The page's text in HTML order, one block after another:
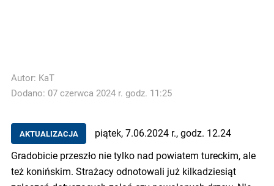
Autor: KaT
Dodano: 07 czerwca 2024 r. godz. 11:25
AKTUALIZACJA
piątek, 7.06.2024 r., godz. 12.24
Gradobicie przeszło nie tylko nad powiatem tureckim, ale
też konińskim. Strażacy odnotowali już kilkadziesiąt